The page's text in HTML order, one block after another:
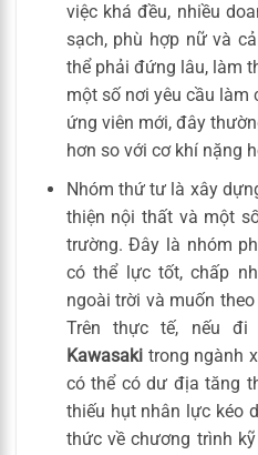
việc khá đều, nhiều
sạch, phù hợp nữ và
thể phải đứng lâu, làm
một số nơi yêu cầu làm
ứng viên mới, đây
hơn so với cơ khí nặng
Nhóm thứ tư là xây
thiện nội thất và một
trường. Đây là nhóm
có thể lực tốt, chấp
ngoài trời và muốn
Trên thực tế, nếu đi
Kawasakitrong ngành
có thể có dư địa tăng
thiếu hụt nhân lực kéo
thức về chương trình